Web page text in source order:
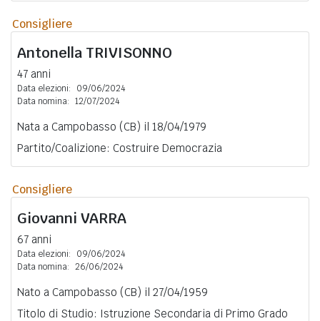
Consigliere
Antonella TRIVISONNO
47 anni
Data elezioni:
09/06/2024
Data nomina: 12/07/2024
Nata a Campobasso (CB) il 18/04/1979
Partito/Coalizione: Costruire Democrazia
Consigliere
Giovanni VARRA
67 anni
Data elezioni:
09/06/2024
Data nomina: 26/06/2024
Nato a Campobasso (CB) il 27/04/1959
Titolo di Studio: Istruzione Secondaria di Primo Grado